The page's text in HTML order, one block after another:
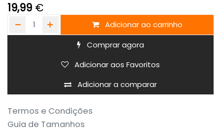
19,99 €
Adicionar ao carrinho
Comprar agora
Adicionar a comparar
Adicionar aos Favoritos
Termos e Condições
Guia de Tamanhos